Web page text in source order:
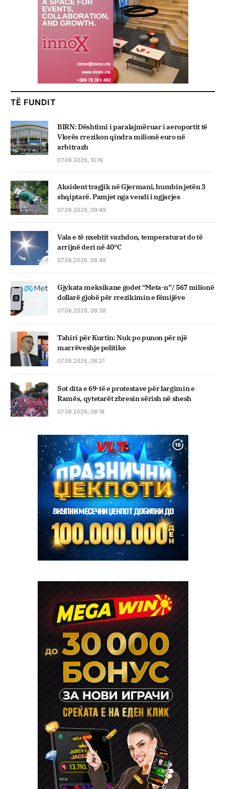
TË FUNDIT
BIRN: Dështimi i paralajmëruar i aeroportit të
Vlorës rrezikon qindra milionë euro në
arbitrazh
07.08.2026, 10:19
Aksident tragjik në Gjermani, humbin jetën 3
shqiptarë. Pamjet nga vendi i ngjarjes
07.08.2026, 09:49
Vala e të nxehtit vazhdon, temperaturat do të
arrijnë deri në 40°C
07.08.2026, 08:49
Gjykata meksikane godet “Meta-n”/ 567 milionë
dollarë gjobë për rrezikimin e fëmijëve
07.08.2026, 08:38
Tahiri për Kurtin: Nuk po punon për një
marrëveshje politike
07.08.2026, 08:21
Sot dita e 69-të e protestave për largimin e
Ramës, qytetarët zbresin sërish në shesh
07.08.2026, 08:19